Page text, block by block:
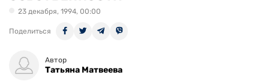
23 декабря, 1994, 00:00
Поделиться
Автор
Татьяна Матвеева